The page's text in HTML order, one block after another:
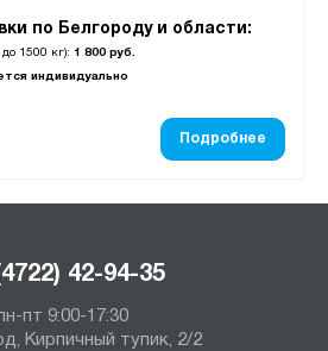
по Белгороду и области:
1500 кг): 1 800 руб.
индивидуально
Подробнее
42-94-35
пт 9:00-17:30
Кирпичный тупик, 2/2